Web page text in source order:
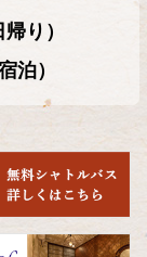
帰り）
泊）